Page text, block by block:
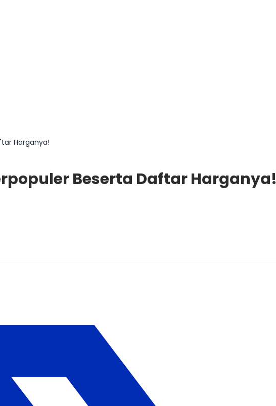
Harganya!
Beserta Daftar Harganya!